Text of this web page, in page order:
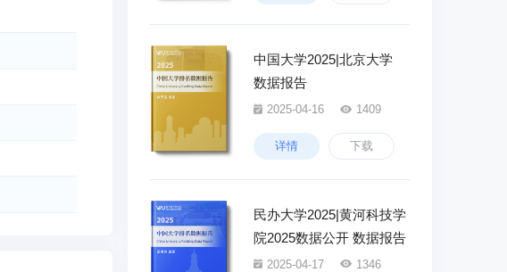
中国大学2025|北京大学
数据报告
2025-04-16 1409
详情 下载
民办大学2025|黄河科技学
院2025数据公开 数据报告
2025-04-17 1346